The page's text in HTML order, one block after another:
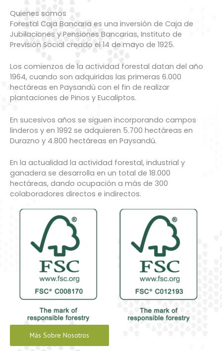
Quienes somos
Forestal Caja Bancaria es una inversión de Caja de
Jubilaciones y Pensiones Bancarias, Instituto de
Previsión Social creado el 14 de mayo de 1925.
Los comienzos de la actividad forestal datan del año
1964, cuando son adquiridas las primeras 6.000
hectáreas en Paysandú con el fin de realizar
plantaciones de Pinos y Eucaliptos.
En sucesivos años se siguen incorporando campos
linderos y en 1992 se adquieren 5.700 hectáreas en
Durazno y 4.800 hectáreas en Paysandú.
En la actualidad la actividad forestal, industrial y
ganadera se desarrolla en un total de 18.000
hectáreas, dando ocupación a más de 300
colaboradores directos e indirectos.
Más Sobre Nosotros